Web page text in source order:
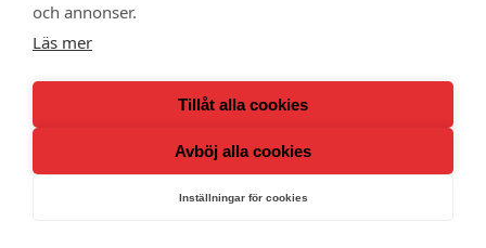
Ge bort ett medlemskap i Adoptionscentrum som
och annonser.
Läs mer
Tillåt alla cookies
Avböj alla cookies
Inställningar för cookies